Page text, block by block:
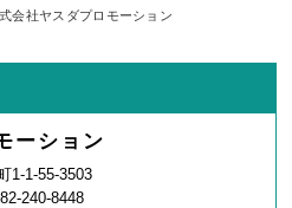
会社ヤスダプロモーション
ーション
1-1-55-3503
240-8448